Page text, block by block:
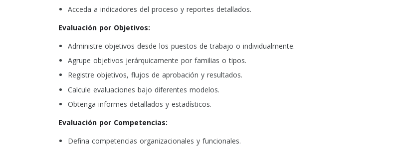
Acceda a indicadores del proceso y reportes detallados.
Evaluación por Objetivos:
Administre objetivos desde los puestos de trabajo o individualmente.
Agrupe objetivos jerárquicamente por familias o tipos.
Registre objetivos, flujos de aprobación y resultados.
Calcule evaluaciones bajo diferentes modelos.
Obtenga informes detallados y estadísticos.
Evaluación por Competencias:
Defina competencias organizacionales y funcionales.